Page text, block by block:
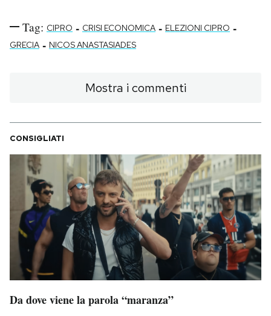
Tag: CIPRO - CRISI ECONOMICA - ELEZIONI CIPRO -
GRECIA - NICOS ANASTASIADES
Mostra i commenti
CONSIGLIATI
Da dove viene la parola “maranza”